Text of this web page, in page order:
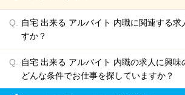
自宅 出来る アルバイト 内職に関連する求
すか？
自宅 出来る アルバイト 内職の求人に興味
どんな条件でお仕事を探していますか？